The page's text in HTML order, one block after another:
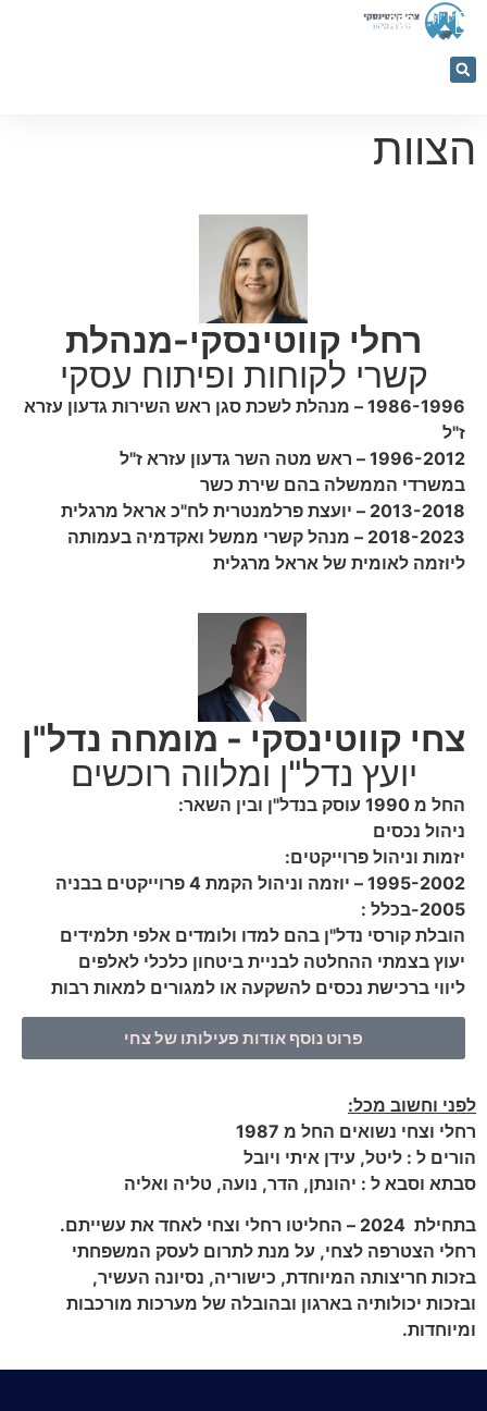
053-
5366884
הצוות
רחלי קווטינסקי-מנהלת
קשרי לקוחות ופיתוח עסקי
1986-1996 – מנהלת לשכת סגן ראש השירות גדעון עזרא
ז"ל
1996-2012 – ראש מטה השר גדעון עזרא ז"ל
במשרדי הממשלה בהם שירת כשר
2013-2018 – יועצת פרלמנטרית לח"כ אראל מרגלית
2018-2023 – מנהל קשרי ממשל ואקדמיה בעמותה
ליוזמה לאומית של אראל מרגלית
צחי קווטינסקי - מומחה נדל"ן
יועץ נדל"ן ומלווה רוכשים
החל מ 1990 עוסק בנדל"ן ובין השאר:
ניהול נכסים
יזמות וניהול פרוייקטים:
1995-2002 – יוזמה וניהול הקמת 4 פרוייקטים בבניה
2005-בכלל :
הובלת קורסי נדל"ן בהם למדו ולומדים אלפי תלמידים
יעוץ בצמתי ההחלטה לבניית ביטחון כלכלי לאלפים
ליווי ברכישת נכסים להשקעה או למגורים למאות רבות
פרוט נוסף אודות פעילותו של צחי
לפני וחשוב מכל:
רחלי וצחי נשואים החל מ 1987
הורים ל : ליטל, עידן איתי ויובל
סבתא וסבא ל : יהונתן, הדר, נועה, טליה ואליה
בתחילת 2024 – החליטו רחלי וצחי לאחד את עשייתם.
רחלי הצטרפה לצחי, על מנת לתרום לעסק המשפחתי
בזכות חריצותה המיוחדת, כישוריה, נסיונה העשיר,
ובזכות יכולותיה בארגון ובהובלה של מערכות מורכבות
ומיוחדות.